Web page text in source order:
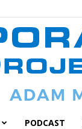
PODCAST